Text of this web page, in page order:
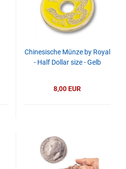
Chinesische Münze by Royal
- Half Dollar size - Gelb
8,00 EUR